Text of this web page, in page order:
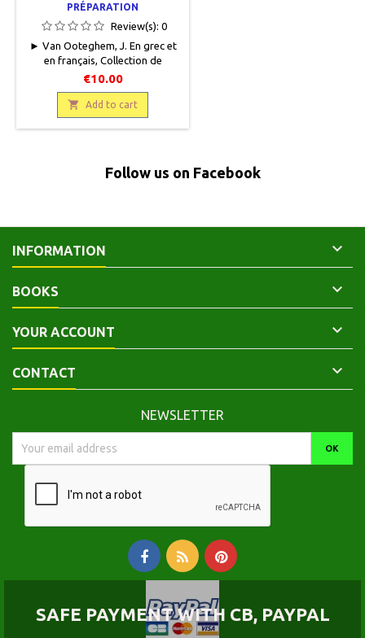
PRÉPARATION
Review(s): 0
► Van Ooteghem, J. En grec et
en français, Collection de
préparations d'auteurs grecs, H.
Dessain, 1968, 12.5 x 18.5, 49
pages, agrafé, occasion. Bon
état. Trace d'étiquette en haut
de couverture.
€10.00
 Add to cart
Follow us on Facebook
INFORMATION 
BOOKS 
YOUR ACCOUNT 
CONTACT 
NEWSLETTER
SAFE PAYMENT WITH CB, PAYPAL